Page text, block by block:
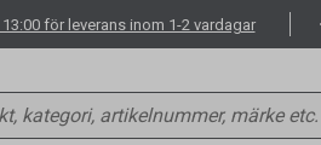
för leverans inom 1-2 vardagar